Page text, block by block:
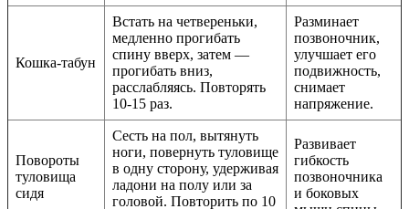
Кошка-табун
Встать на четвереньки,
медленно прогибать
спину вверх, затем —
прогибать вниз,
расслабляясь. Повторять
10-15 раз.
Разминает
позвоночник,
улучшает его
подвижность,
снимает
напряжение.
Повороты
туловища
сидя
Сесть на пол, вытянуть
ноги, повернуть туловище
в одну сторону, удерживая
ладони на полу или за
головой. Повторить по 10
Развивает
гибкость
позвоночника
и боковых